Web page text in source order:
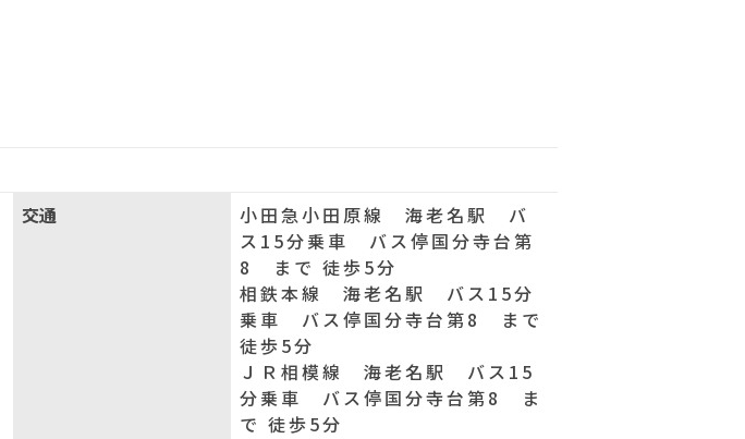
交通
小田急小田原線 海老名駅 バ
ス15分乗車 バス停国分寺台第
8 まで 徒歩5分
相鉄本線 海老名駅 バス15分
乗車 バス停国分寺台第8 まで
徒歩5分
ＪＲ相模線 海老名駅 バス15
分乗車 バス停国分寺台第8 ま
で 徒歩5分